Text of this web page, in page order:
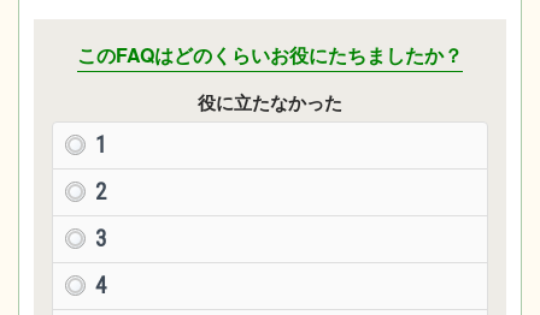
このFAQはどのくらいお役にたちましたか？
役に立たなかった
1
2
3
4